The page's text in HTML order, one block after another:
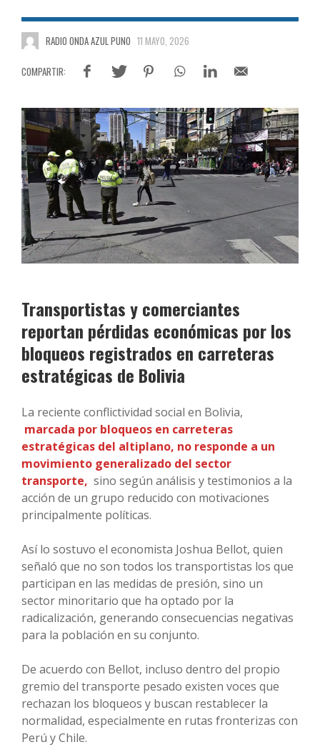
RADIO ONDA AZUL PUNO 11 MAYO, 2026
Transportistas y comerciantes
reportan pérdidas económicas por los
bloqueos registrados en carreteras
estratégicas de Bolivia
La reciente conflictividad social en Bolivia,
marcada por bloqueos en carreteras
estratégicas del altiplano, no responde a un
movimiento generalizado del sector
transporte, sino según análisis y testimonios a la
acción de un grupo reducido con motivaciones
principalmente políticas.
Así lo sostuvo el economista Joshua Bellot, quien
señaló que no son todos los transportistas los que
participan en las medidas de presión, sino un
sector minoritario que ha optado por la
radicalización, generando consecuencias negativas
para la población en su conjunto.
De acuerdo con Bellot, incluso dentro del propio
gremio del transporte pesado existen voces que
rechazan los bloqueos y buscan restablecer la
normalidad, especialmente en rutas fronterizas con
Perú y Chile.